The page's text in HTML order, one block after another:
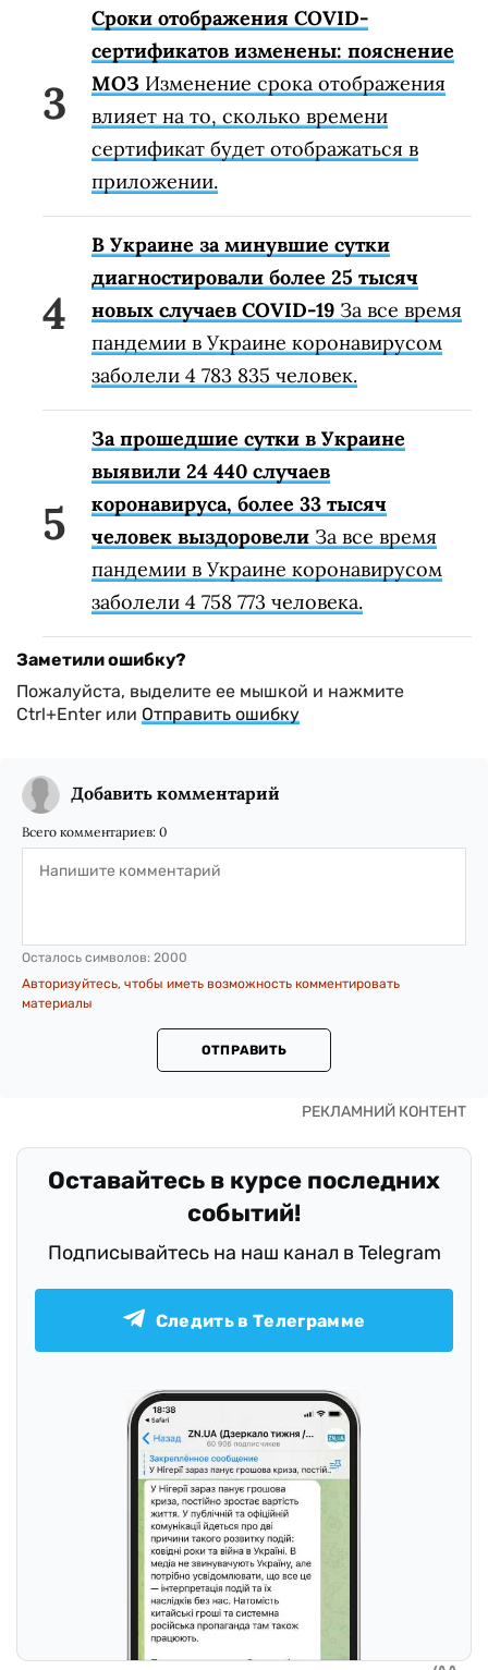
Сроки отображения COVID-
сертификатов изменены: пояснение
МОЗ Изменение срока отображения
влияет на то, сколько времени
сертификат будет отображаться в
приложении.
В Украине за минувшие сутки
диагностировали более 25 тысяч
новых случаев COVID-19 За все время
пандемии в Украине коронавирусом
заболели 4 783 835 человек.
За прошедшие сутки в Украине
выявили 24 440 случаев
коронавируса, более 33 тысяч
человек выздоровели За все время
пандемии в Украине коронавирусом
заболели 4 758 773 человека.
Заметили ошибку?
Пожалуйста, выделите ее мышкой и нажмите
Ctrl+Enter или Отправить ошибку
Добавить комментарий
Всего комментариев: 0
Осталось символов: 2000
Авторизуйтесь, чтобы иметь возможность комментировать
материалы
ОТПРАВИТЬ
Оставайтесь в курсе последних
событий!
Подписывайтесь на наш канал в Telegram
Следить в Телеграмме